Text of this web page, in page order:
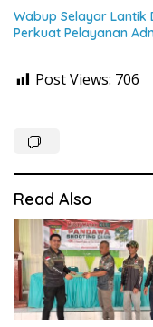
Wabup Selayar Lantik
Perkuat Pelayanan
Post Views: 706
Read Also